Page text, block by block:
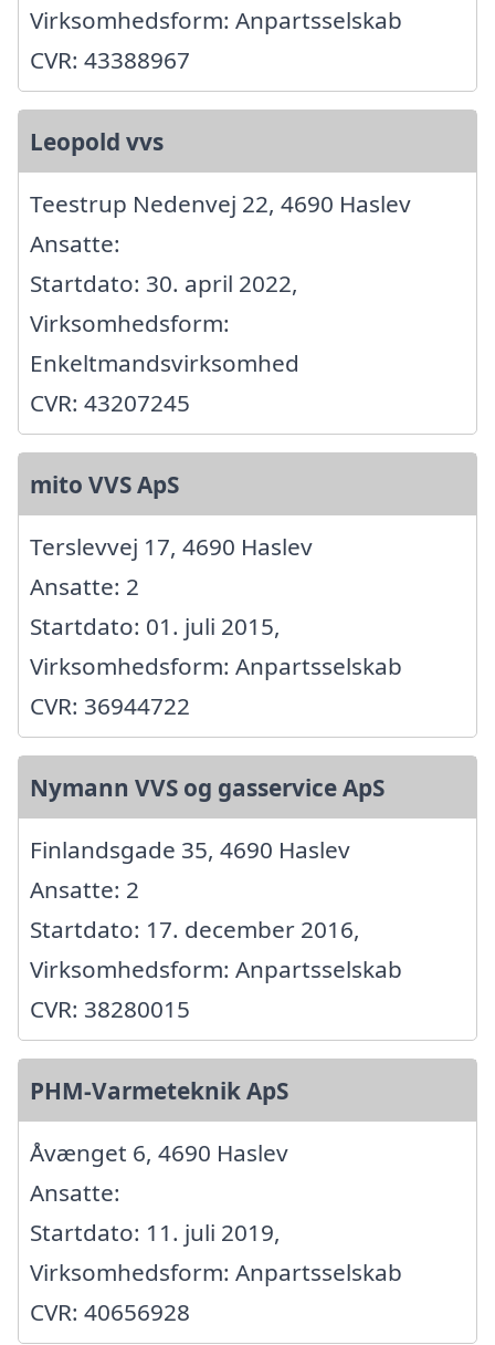
Virksomhedsform: Anpartsselskab
CVR: 43388967
Leopold vvs
Teestrup Nedenvej 22, 4690 Haslev
Ansatte:
Startdato: 30. april 2022,
Virksomhedsform:
Enkeltmandsvirksomhed
CVR: 43207245
mito VVS ApS
Terslevvej 17, 4690 Haslev
Ansatte: 2
Startdato: 01. juli 2015,
Virksomhedsform: Anpartsselskab
CVR: 36944722
Nymann VVS og gasservice ApS
Finlandsgade 35, 4690 Haslev
Ansatte: 2
Startdato: 17. december 2016,
Virksomhedsform: Anpartsselskab
CVR: 38280015
PHM-Varmeteknik ApS
Åvænget 6, 4690 Haslev
Ansatte:
Startdato: 11. juli 2019,
Virksomhedsform: Anpartsselskab
CVR: 40656928